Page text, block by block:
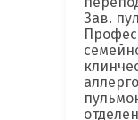
Зав.